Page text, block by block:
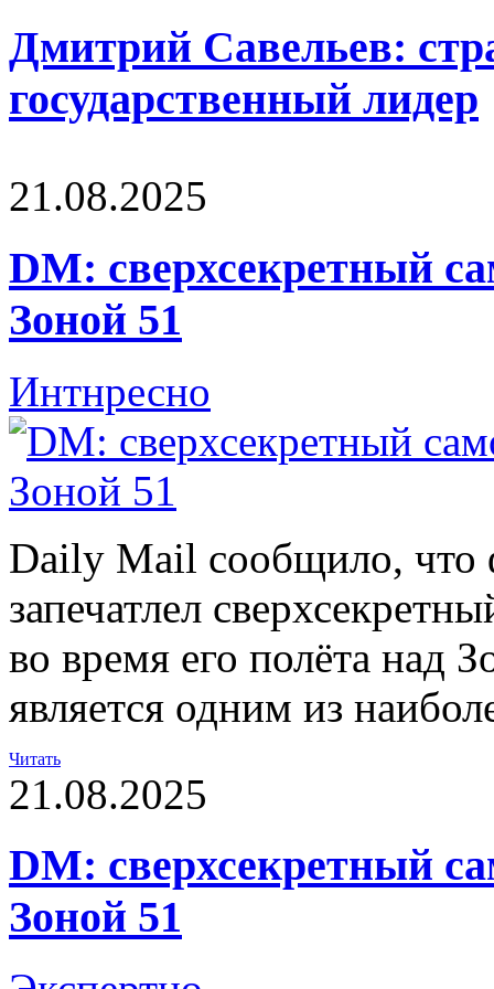
Дмитрий Савельев:
государственный лидер
21.08.2025
DM: сверхсекретный
Зоной 51
Интнресно
Daily Mail сообщило, что
запечатлел
во время его полёта над
является одним из
Читать
21.08.2025
DM: сверхсекретный
Зоной 51